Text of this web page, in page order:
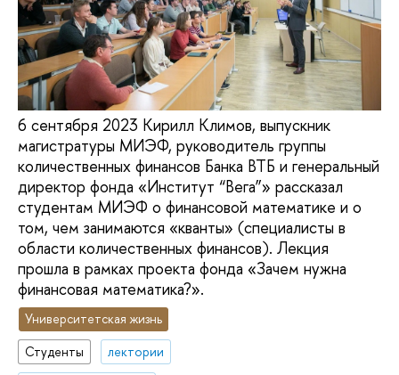
6 сентября 2023 Кирилл Климов, выпускник
магистратуры МИЭФ, руководитель группы
количественных финансов Банка ВТБ и генеральный
директор фонда «Институт “Вега”» рассказал
студентам МИЭФ о финансовой математике и о
том, чем занимаются «кванты» (специалисты в
области количественных финансов). Лекция
прошла в рамках проекта фонда «Зачем нужна
финансовая математика?».
Университетская жизнь
Студенты
лектории